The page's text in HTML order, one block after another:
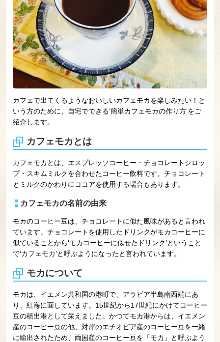
カフェで出てくるようなおいしいカフェモカを楽しみたい！と
いう方のために、自宅でできる‘簡単カフェモカの作り方’をご
紹介します。
カフェモカとは
カフェモカとは、エスプレッソコーヒー・チョコレートシロッ
プ・スキムミルクを合わせたコーヒー飲料です。チョコレート
とミルクのかわりにココアを使用する場合もあります。
カフェモカの名前の由来
モカのコーヒー豆は、チョコレートに似た風味があると言われ
ています。チョコレートを使用したドリンクがモカコーヒーに
似ていることから‘モカコーヒーに似せたドリンク’ということ
で‘カフェモカ’と呼ぶようになったと言われています。
モカについて
モカは、イエメン共和国の港町で、アラビア半島南西端にあ
り、紅海に面しています。15世紀から17世紀にかけてコーヒー
豆の積出港として栄えました。かつてモカ港からは、イエメン
産のコーヒー豆の他、対岸のエチオピア産のコーヒー豆を一緒
に輸出されたため、両国産のコーヒー豆を「モカ」と呼ぶよう